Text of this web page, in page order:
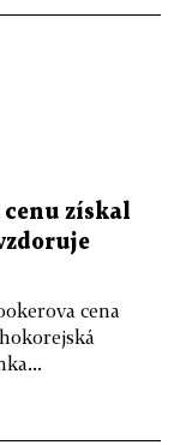
získal
cena